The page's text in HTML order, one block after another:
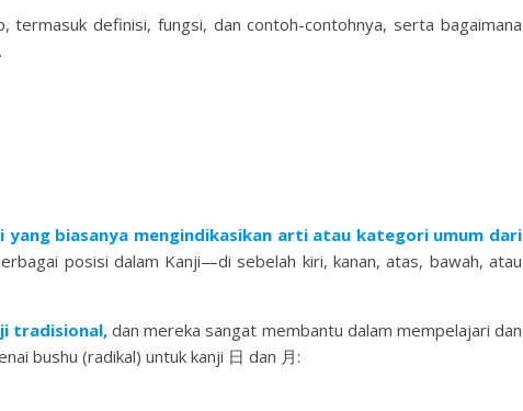
termasuk definisi, fungsi, dan contoh-contohnya, serta bagaimana
yang biasanya mengindikasikan arti atau kategori umum dari
posisi dalam Kanji—di sebelah kiri, kanan, atas, bawah, atau
tradisional, dan mereka sangat membantu dalam mempelajari dan
bushu (radikal) untuk kanji 日 dan 月: